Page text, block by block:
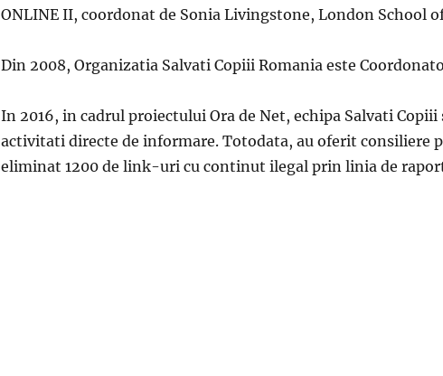
ONLINE II, coordonat de Sonia Livingstone, London School
Din 2008, Organizatia Salvati Copiii Romania este
In 2016, in cadrul proiectului Ora de Net, echipa Salvati
activitati directe de informare. Totodata, au oferit consiliere
eliminat 1200 de link-uri cu continut ilegal prin liniade